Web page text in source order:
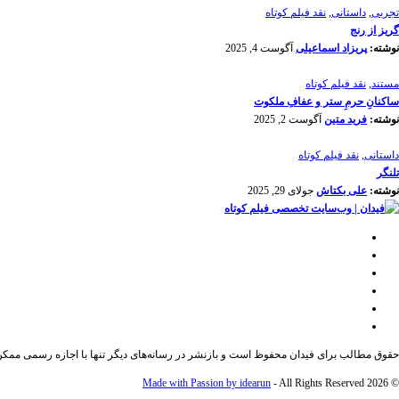
تجربی, داستانی, نقد فیلم کوتاه
گریز از رنج
نوشته:پریزاد اسماعیلی آگوست 4, 2025
مستند, نقد فیلم کوتاه
ساکنانِ حرمِ ستر و عفافِ ملکوت
نوشته: فرید متین آگوست 2, 2025
داستانی, نقد فیلم کوتاه
تلنگر
نوشته: علی بکتاش جولای 29, 2025
حقوق مطالب برای فیدان محفوظ است و بازنشر در رسانه‌های دیگر تنها با اجازه رسمی
© 2026
Made with Passion by idearun - All Rights Reserved